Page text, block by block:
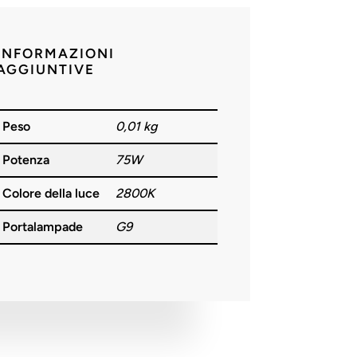
Peso 0,01 kg
Potenza 75W
Colore della luce 2800K
Portalampade G9